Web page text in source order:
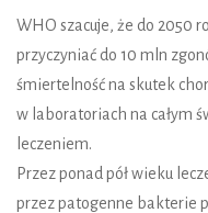
WHO szacuje, że do 2050
przyczyniać do 10 mln
śmiertelność na skutek
w laboratoriach na całym
leczeniem.
Przez ponad pół wieku
przez patogenne bakterie